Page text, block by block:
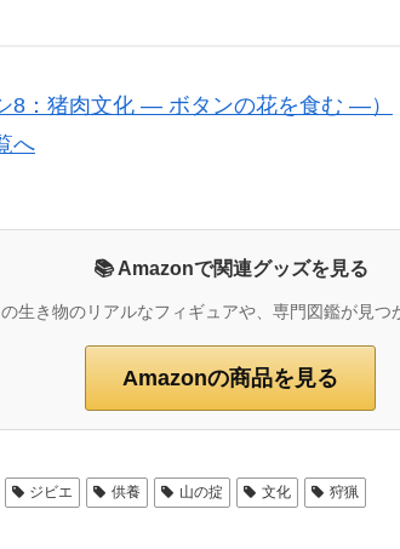
8：猪肉文化 ― ボタンの花を食む ―）
へ
📚 Amazonで関連グッズを見る
の生き物のリアルなフィギュアや、専門図鑑が見つ
Amazonの商品を見る
ジビエ 供養 山の掟 文化 狩猟